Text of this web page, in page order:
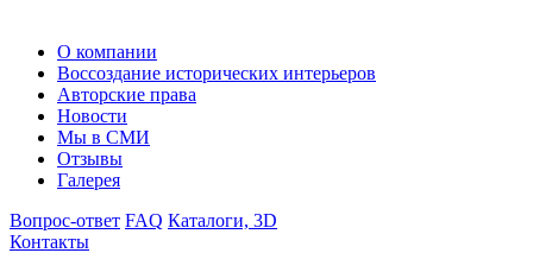
О компании
Воссоздание исторических интерьеров
Авторские права
Новости
Мы в СМИ
Отзывы
Галерея
Вопрос-ответ FAQ Каталоги, 3D
Контакты